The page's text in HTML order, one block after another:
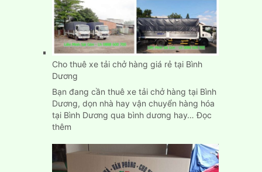
Cho thuê xe tải chở hàng giá rẻ tại Bình
Dương
Bạn đang cần thuê xe tải chở hàng tại Bình
Dương, dọn nhà hay vận chuyển hàng hóa
tại Bình Dương qua bình dương hay…Đọc
thêm:
thuê